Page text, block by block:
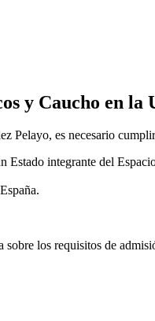
y Caucho en la
Pelayo, es necesario
integrante del
los requisitos de